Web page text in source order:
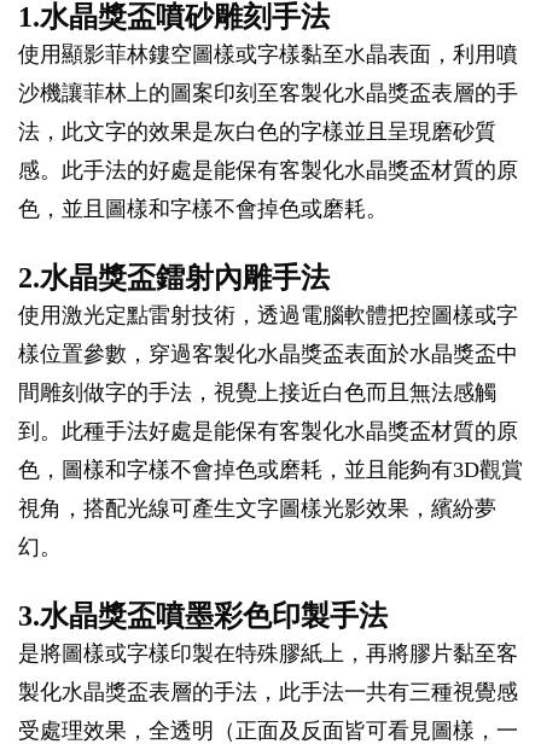
1.水晶獎盃噴砂雕刻手法
使用顯影菲林鏤空圖樣或字樣黏至水晶表面，利用噴
沙機讓菲林上的圖案印刻至客製化水晶獎盃表層的手
法，此文字的效果是灰白色的字樣並且呈現磨砂質
感。此手法的好處是能保有客製化水晶獎盃材質的原
色，並且圖樣和字樣不會掉色或磨耗。
2.水晶獎盃鐳射內雕手法
使用激光定點雷射技術，透過電腦軟體把控圖樣或字
樣位置參數，穿過客製化水晶獎盃表面於水晶獎盃中
間雕刻做字的手法，視覺上接近白色而且無法感觸
到。此種手法好處是能保有客製化水晶獎盃材質的原
色，圖樣和字樣不會掉色或磨耗，並且能夠有3D觀賞
視角，搭配光線可產生文字圖樣光影效果，繽紛夢
幻。
3.水晶獎盃噴墨彩色印製手法
是將圖樣或字樣印製在特殊膠紙上，再將膠片黏至客
製化水晶獎盃表層的手法，此手法一共有三種視覺感
受處理效果，全透明（正面及反面皆可看見圖樣，一